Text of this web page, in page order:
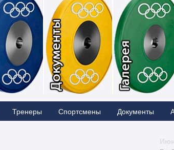
Тренеры Спортсмены Документы